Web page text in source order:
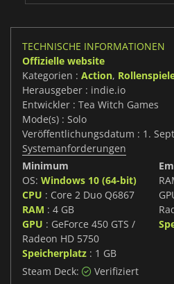
TECHNISCHE INFORMATIONEN
Offizielle website
Kategorien : Action,
Herausgeber : indie.io
Entwickler : Tea Witch Games
Mode(s) : Solo
Veröffentlichungsdatum : 1.
Systemanforderungen
Minimum
OS: Windows 10 (64-bit)
CPU : Core 2 Duo Q6867
RAM : 4 GB
GPU : GeForce 450 GTS /
Radeon HD 5750
Speicherplatz : 1 GB
Steam Deck: Verifiziert